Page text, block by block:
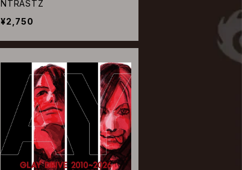
NTRASTZ
¥2,750